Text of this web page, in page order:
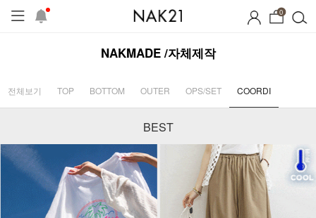
0
NAKMADE /자체제작
전체보기 TOP BOTTOM OUTER OPS/SET COORDI
BEST